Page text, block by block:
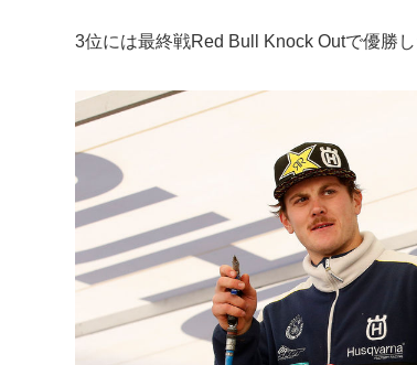
3位には最終戦Red Bull Knock Outで優勝